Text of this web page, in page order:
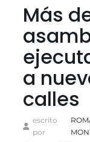
arquitectura
del
yanqui
Más
a
calles
escrito
por